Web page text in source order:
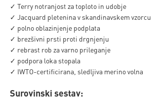
✓ Terry notranjost za toploto in udobje
✓ Jacquard pletenina v skandinavskem vzorcu
✓ polno oblazinjenje podplata
✓ brezšivni prsti proti drgnjenju
✓ rebrast rob za varno prileganje
✓ podpora loka stopala
✓ IWTO-certificirana, sledljiva merino volna
Surovinski sestav: